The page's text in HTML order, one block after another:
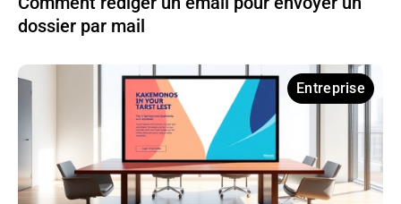
dossier par mail
Entreprise